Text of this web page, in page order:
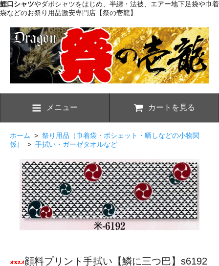
鯉口シャツやダボシャツをはじめ、半纏・法被、エアー地下足袋や巾着
袋などのお祭り用品激安専門店【祭の壱龍】
メニュー カートを見る
ホーム > 祭り用品（巾着袋・ポシェット・晒しなどの小物関
係）
> 手拭い・ガーゼタオルなど
顔料プリント手拭い【鱗に三つ巴】s6192